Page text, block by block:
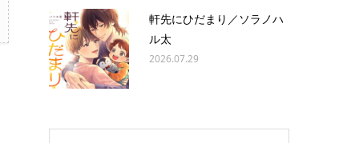
軒先にひだまり／ソラノハ
ル太
2026.07.29